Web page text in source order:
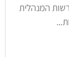
המנהלית